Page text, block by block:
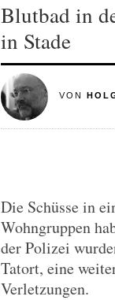
Blutbad in
in Stade
VON
Die Schüsse in
Wohngruppen
der Polizei
Tatort, eine
Verletzungen.